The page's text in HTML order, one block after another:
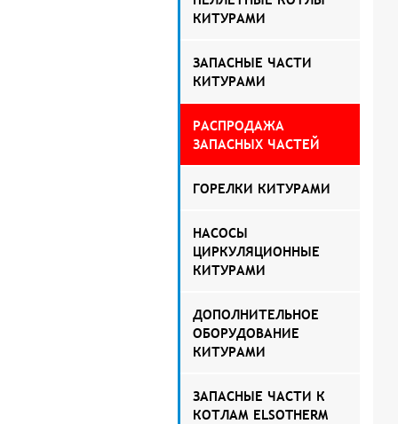
КИТУРАМИ
ЗАПАСНЫЕ ЧАСТИ
КИТУРАМИ
РАСПРОДАЖА
ЗАПАСНЫХ ЧАСТЕЙ
ГОРЕЛКИ КИТУРАМИ
НАСОСЫ
ЦИРКУЛЯЦИОННЫЕ
КИТУРАМИ
ДОПОЛНИТЕЛЬНОЕ
ОБОРУДОВАНИЕ
КИТУРАМИ
ЗАПАСНЫЕ ЧАСТИ К
КОТЛАМ ELSOTHERM